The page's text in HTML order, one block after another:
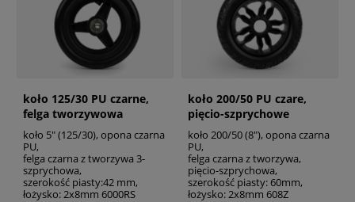
koło 125/30 PU czarne,
felga tworzywowa
koło 5" (125/30), opona czarna
PU,
felga czarna z tworzywa 3-
szprychowa,
szerokość piasty:42 mm,
łożysko: 2x8mm 6000RS
koło 200/50 PU czare,
pięcio-szprychowe
koło 200/50 (8"), opona czarna
PU,
felga czarna z tworzywa,
pięcio-szprychowa,
szerokość piasty: 60mm,
łożysko: 2x8mm 608Z